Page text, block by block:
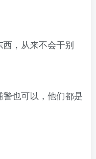
，从来不会干别
也可以，他们都是